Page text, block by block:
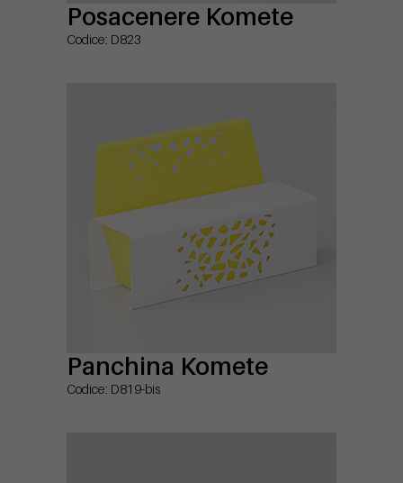
Posacenere Komete
Codice: D823
Panchina Komete
Codice: D819-bis